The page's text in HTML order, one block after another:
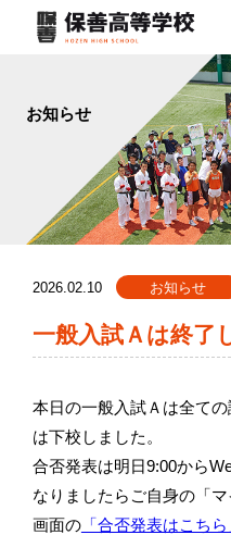
お知らせ
2026.02.10 お知らせ
一般入試Ａは終了
本日の一般入試Ａは全て
は下校しました。
合否発表は明日9:00から
なりましたらご自身の「
画面の「合否発表はこち